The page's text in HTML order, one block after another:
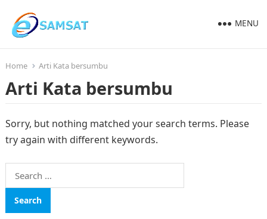
MENU
Home Arti Kata bersumbu
Arti Kata bersumbu
Sorry, but nothing matched your search terms. Please
try again with different keywords.
Search
for: